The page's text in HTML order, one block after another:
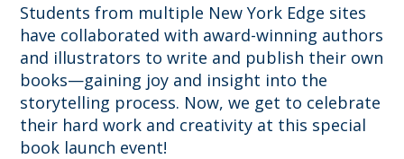
Students from multiple New York Edge sites
have collaborated with award-winning authors
and illustrators to write and publish their own
books—gaining joy and insight into the
storytelling process. Now, we get to celebrate
their hard work and creativity at this special
book launch event!